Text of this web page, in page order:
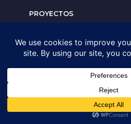
PROYECTOS
Solicita un
tu
AGENDA UNA